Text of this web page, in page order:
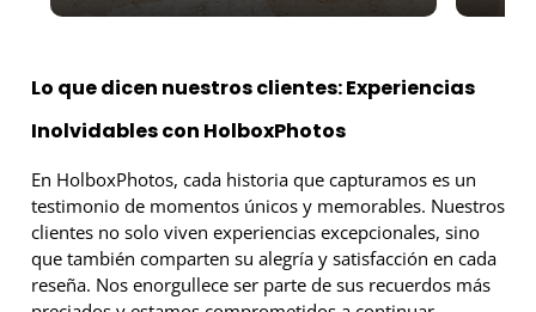
Lo que dicen nuestros clientes: Experiencias
Inolvidables con HolboxPhotos
En HolboxPhotos, cada historia que capturamos es un
testimonio de momentos únicos y memorables. Nuestros
clientes no solo viven experiencias excepcionales, sino
que también comparten su alegría y satisfacción en cada
reseña. Nos enorgullece ser parte de sus recuerdos más